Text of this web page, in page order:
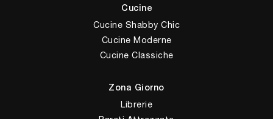
Cucine
Cucine Shabby Chic
Cucine Moderne
Cucine Classiche
Zona Giorno
Librerie